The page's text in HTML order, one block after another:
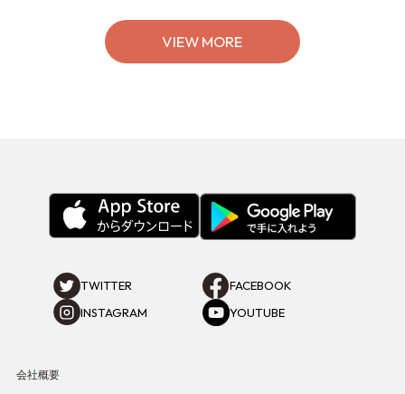
VIEW MORE
TWITTER
FACEBOOK
INSTAGRAM
YOUTUBE
会社概要